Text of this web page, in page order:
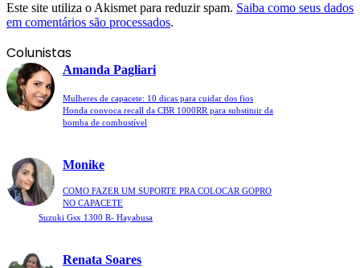
Este site utiliza o Akismet para reduzir spam. Saiba como seus dados
em comentários são processados.
Colunistas
Amanda Pagliari
Mulheres de capacete: 10 dicas para cuidar dos fios
Honda convoca recall da CBR 1000RR para substituir da
bomba de combustível
Monike
COMO FAZER UM SUPORTE PRA COLOCAR GOPRO
NO CAPACETE
Suzuki Gsx 1300 R- Hayabusa
Renata Soares